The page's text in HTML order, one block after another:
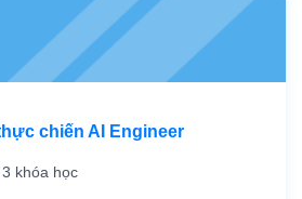
chiến AI Engineer
3 khóa học